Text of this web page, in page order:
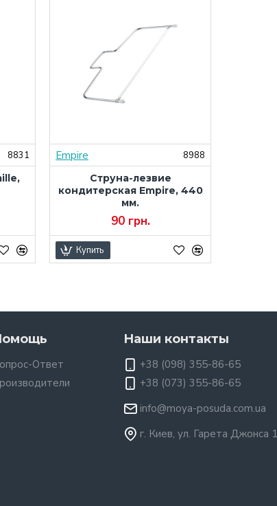
8831
Empire
8988
Струна-лезвие
кондитерская Empire, 440
мм.
90 грн.
Купить
Ответ
Наши контакты
+38 (098) 355-86-65
+38 (073) 355-86-65
info@moya-posuda.com.ua
г. Киев, ул. Гарета Джонса